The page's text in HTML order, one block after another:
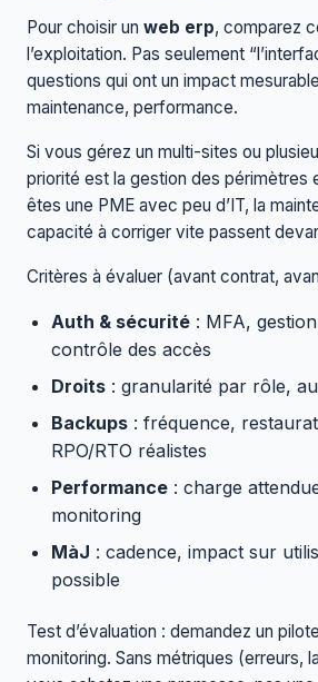
Pour choisir un web erp, comparez
l’exploitation. Pas seulement
questions qui ont un impact
maintenance, performance.
Si vous gérez un multi-sites ou
priorité est la gestion des périmètres
êtes une PME avec peu d’IT, la
capacité à corriger vite passent
Critères à évaluer (avant contrat,
Auth & sécurité: MFA,
contrôle des accès
Droits: granularité par rôle,
Backups: fréquence,
RPO/RTO réalistes
Performance: charge
monitoring
MàJ : cadence, impact sur
possible
Test d’évaluation : demandez un
monitoring. Sans métriques (erreurs,